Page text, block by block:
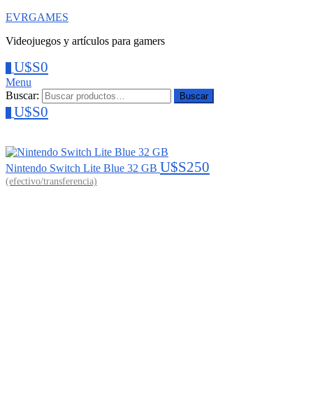
EVRGAMES
Videojuegos y artículos para gamers
U$S0
Menu
Buscar:
Buscar
U$S0
Nintendo Switch Lite Blue 32 GB U$S250